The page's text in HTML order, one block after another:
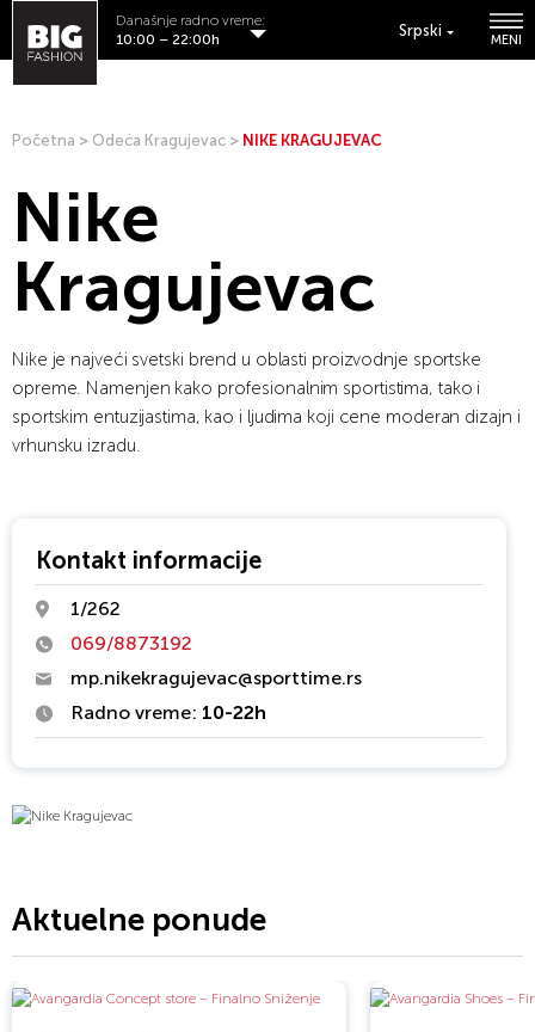
Srpski
MENI
Današnje radno vreme:
10:00 – 22:00h
Početna > Odeća Kragujevac > NIKE KRAGUJEVAC
Nike
Kragujevac
Nike je najveći svetski brend u oblasti proizvodnje sportske
opreme. Namenjen kako profesionalnim sportistima, tako i
sportskim entuzijastima, kao i ljudima koji cene moderan dizajn i
vrhunsku izradu.
Kontakt informacije
1/262
069/8873192
mp.nikekragujevac@sporttime.rs
Radno vreme: 10-22h
Aktuelne ponude